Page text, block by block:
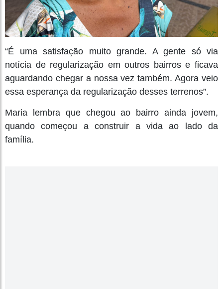
“É uma satisfação muito grande. A gente só via
notícia de regularização em outros bairros e ficava
aguardando chegar a nossa vez também. Agora veio
essa esperança da regularização desses terrenos”.
Maria lembra que chegou ao bairro ainda jovem,
quando começou a construir a vida ao lado da
família.